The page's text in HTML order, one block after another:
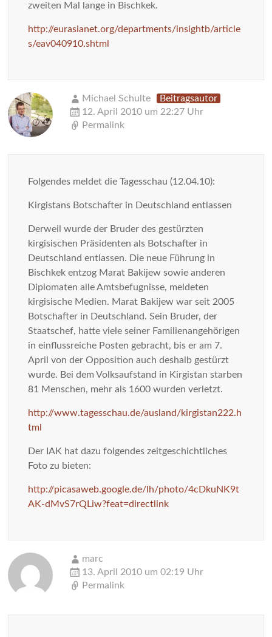
zweiten Mal lange in Bischkek.
http://eurasianet.org/departments/insightb/article
s/eav040910.shtml
Michael Schulte
Beitragsautor
12. April 2010 um 22:27 Uhr
Permalink
Folgendes meldet die Tagesschau (12.04.10):
Kirgistans Botschafter in Deutschland entlassen
Derweil wurde der Bruder des gestürzten
kirgisischen Präsidenten als Botschafter in
Deutschland entlassen. Die neue Führung in
Bischkek entzog Marat Bakijew sowie anderen
Diplomaten alle Amtsbefugnisse, meldeten
kirgisische Medien. Marat Bakijew war seit 2005
Botschafter in Deutschland. Sein Bruder, der
Staatschef, hatte viele seiner Familienangehörigen
in einflussreiche Posten gebracht, bis er am 7.
April von der Opposition auch deshalb gestürzt
wurde. Bei dem Volksaufstand in Kirgistan starben
81 Menschen, mehr als 1600 wurden verletzt.
http://www.tagesschau.de/ausland/kirgistan222.h
tml
Der IAK hat dazu folgendes zeitgeschichtliches
Foto zu bieten:
http://picasaweb.google.de/lh/photo/4cDkuNK9t
AK-dMvS7rQLiw?feat=directlink
marc
13. April 2010 um 02:19 Uhr
Permalink